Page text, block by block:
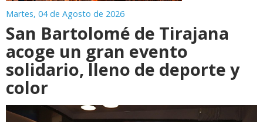
Martes, 04 de Agosto de 2026
San Bartolomé de Tirajana
acoge un gran evento
solidario, lleno de deporte y
color